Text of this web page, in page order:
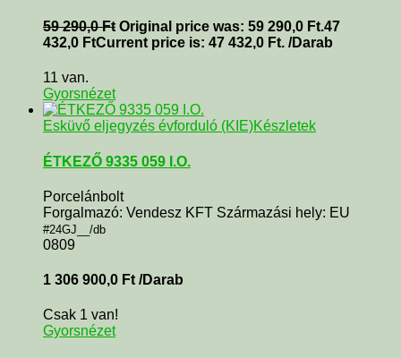
59 290,0Ft Original price was: 59 290,0 Ft.47
432,0 FtCurrent price is: 47 432,0 Ft. /Darab
11 van.
Gyorsnézet
Esküvő eljegyzés évforduló (KIE)Készletek
ÉTKEZŐ 9335 059 I.O.
Porcelánbolt
Forgalmazó: Vendesz KFT Származási hely: EU
#24GJ__/db
0809
1 306 900,0 Ft /Darab
Csak 1 van!
Gyorsnézet